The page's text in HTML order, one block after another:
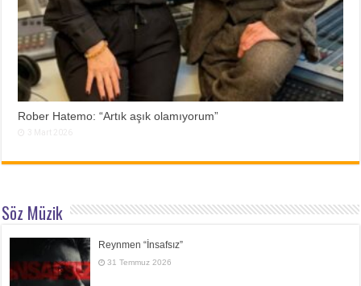
Rober Hatemo: “Artık aşık olamıyorum”
Söz Müzik
Reynmen “İnsafsız”
31 Temmuz 2026